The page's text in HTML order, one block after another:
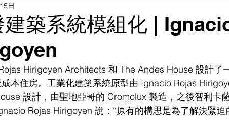
建築系統模組化 |
日
Hirigoyen Architects 和 The Andes House 設計了
本住房。工業化建築系統原型由 Ignacio Rojas
設計，由聖地亞哥的 Cromolux 製造，之後智利卡
Rojas Hirigoyen 說：“原有的構思是為了解決緊迫